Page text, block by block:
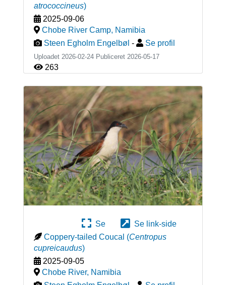
atrococcineus)
2025-09-06
Chobe River Camp, Namibia
Steen Egholm Engelbøl - Se profil
Uploadet 2026-02-24 Publiceret 2026-05-17
263
Se
Se link-side
Coppery-tailed Coucal (Centropus
cupreicaudus)
2025-09-05
Chobe River, Namibia